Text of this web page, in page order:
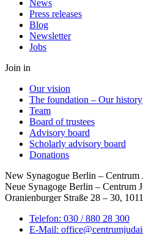
News
Press releases
Blog
Newsletter
Jobs
Join in
Our vision
The foundation – Our history
Team
Board of trustees
Advisory board
Scholarly advisory board
Donations
New Synagogue Berlin – Centrum
Neue Synagoge Berlin – Centrum
Oranienburger Straße 28 – 30,
Telefon: 030 / 880 28 300
E-Mail: